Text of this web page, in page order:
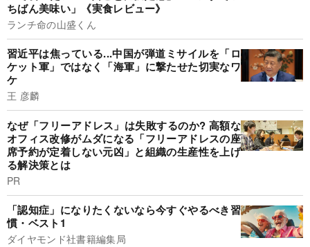
ちばん美味い」《実食レビュー》
ランチ命の山盛くん
習近平は焦っている...中国が弾道ミサイルを「ロ
ケット軍」ではなく「海軍」に撃たせた切実なワ
ケ
王 彦麟
なぜ「フリーアドレス」は失敗するのか? 高額な
オフィス改修がムダになる「フリーアドレスの座
席予約が定着しない元凶」と組織の生産性を上げ
る解決策とは
PR
「認知症」になりたくないなら今すぐやるべき習
慣・ベスト1
ダイヤモンド社書籍編集局